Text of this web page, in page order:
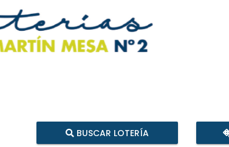
BUSCAR LOTERÍA